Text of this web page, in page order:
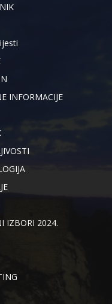
INFORMACIJE
IZBORI 2024.